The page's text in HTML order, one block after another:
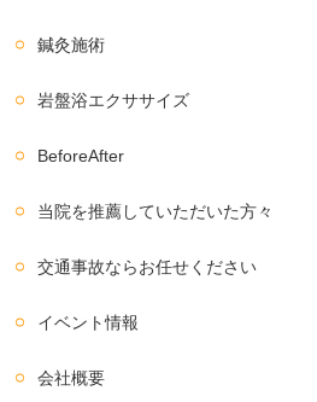
鍼灸施術
岩盤浴エクササイズ
BeforeAfter
当院を推薦していただいた方々
交通事故ならお任せください
イベント情報
会社概要